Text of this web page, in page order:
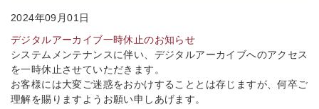
2024年09月01日
デジタルアーカイブ一時休止のお知らせ
システムメンテナンスに伴い、デジタルアーカイブへのアクセス
を一時休止させていただきます。
お客様には大変ご迷惑をおかけすることとは存じますが、何卒ご
理解を賜りますようお願い申しあげます。